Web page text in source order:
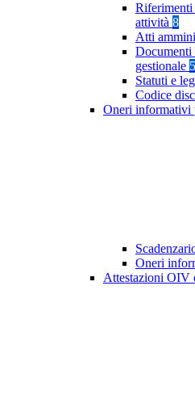
Riferimenti
attività 8
Atti
Documenti
gestionale 5
Statuti e
Codice
Oneri informativi
Oneri
Attestazioni OIV